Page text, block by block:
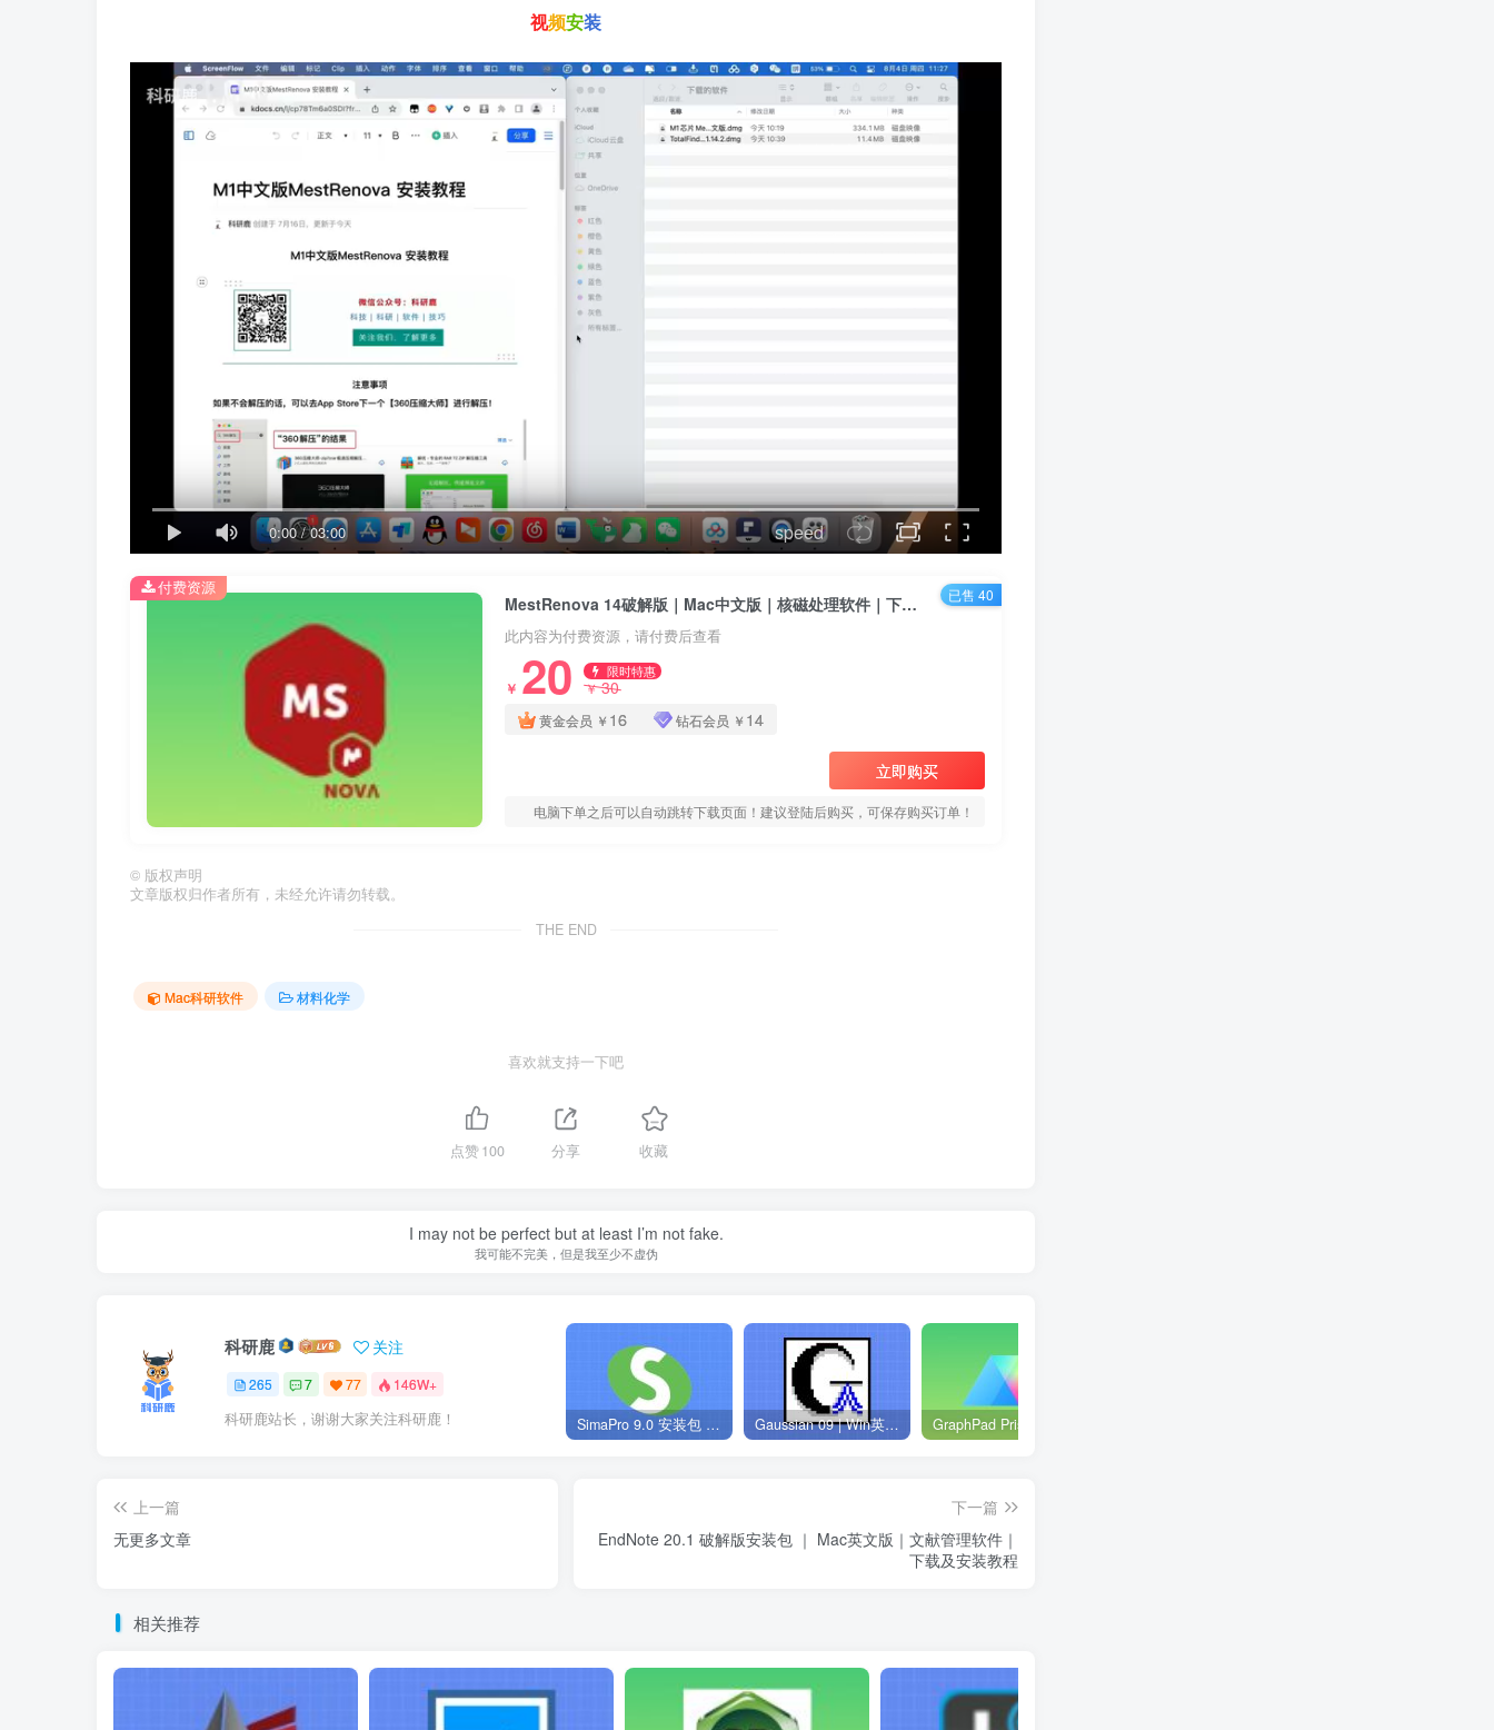
视频安装
0:00/03:00 speed
MestRenova 14破解版｜Mac中文版｜核磁处理软件｜下载及安装教程
此内容为付费资源，请付费后查看
￥ 20 限时特惠
￥30
黄金会员 ￥ 16 钻石会员 ￥ 14
立即购买
电脑下单之后可以自动跳转下载页面！建议登陆后购买，可保存购买订单！
付费资源 已售 40
© 版权声明
文章版权归作者所有，未经允许请勿转载。
THE END
Mac科研软件 材料化学
喜欢就支持一下吧
点赞100 分享 收藏
I may not be perfect but at least I’m not fake.
我可能不完美，但是我至少不虚伪
科研鹿 关注
265 7 77 146W+
科研鹿站长，谢谢大家关注科研鹿！ SimaPro 9.0 安装包 | Win英文版 | 生命周期评估软件 | 安装教程 Gaussian 09 | Win英文版 | 量子化学软件 | 安装教程
上一篇
无更多文章
下一篇
EndNote 20.1 破解版安装包 ｜ Mac英文版｜文献管理软件｜
下载及安装教程
相关推荐